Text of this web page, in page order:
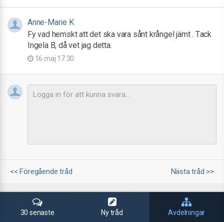
Anne-Marie K
Fy vad hemskt att det ska vara sånt krångel jämt . Tack
Ingela B, då vet jag detta.
16 maj 17:30
<< Föregående tråd Nästa tråd >>
30 senaste Ny tråd Avdelningar